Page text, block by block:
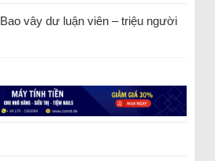
Bao vây dư luận viên – triệu người